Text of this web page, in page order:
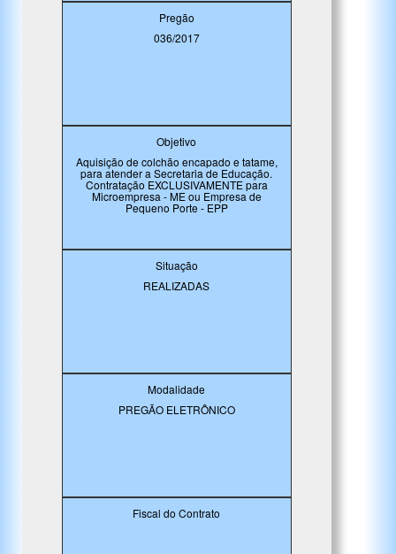
Pregão
036/2017
Objetivo
Aquisição de colchão encapado e tatame,
para atender a Secretaria de Educação.
Contratação EXCLUSIVAMENTE para
Microempresa - ME ou Empresa de
Pequeno Porte - EPP
Situação
REALIZADAS
Modalidade
PREGÃO ELETRÔNICO
Fiscal do Contrato